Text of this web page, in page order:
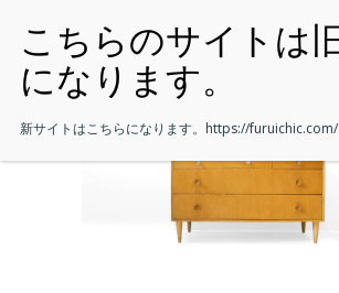
新サイトはこちらになります。 https://furuichic.com/